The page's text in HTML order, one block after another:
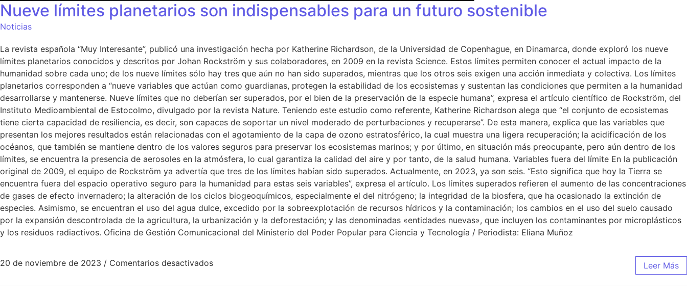
Nueve límites planetarios son indispensables para un futuro sostenible
Noticias
La revista española “Muy Interesante”, publicó una investigación hecha por Katherine Richardson, de la Universidad de Copenhague, en Dinamarca, donde exploró los nueve
límites planetarios conocidos y descritos por Johan Rockström y sus colaboradores, en 2009 en la revista Science. Estos límites permiten conocer el actual impacto de la
humanidad sobre cada uno; de los nueve límites sólo hay tres que aún no han sido superados, mientras que los otros seis exigen una acción inmediata y colectiva. Los límites
planetarios corresponden a “nueve variables que actúan como guardianas, protegen la estabilidad de los ecosistemas y sustentan las condiciones que permiten a la humanidad
desarrollarse y mantenerse. Nueve límites que no deberían ser superados, por el bien de la preservación de la especie humana”, expresa el artículo científico de Rockström, del
Instituto Medioambiental de Estocolmo, divulgado por la revista Nature. Teniendo este estudio como referente, Katherine Richardson alega que “el conjunto de ecosistemas
tiene cierta capacidad de resiliencia, es decir, son capaces de soportar un nivel moderado de perturbaciones y recuperarse”. De esta manera, explica que las variables que
presentan los mejores resultados están relacionadas con el agotamiento de la capa de ozono estratosférico, la cual muestra una ligera recuperación; la acidificación de los
océanos, que también se mantiene dentro de los valores seguros para preservar los ecosistemas marinos; y por último, en situación más preocupante, pero aún dentro de los
límites, se encuentra la presencia de aerosoles en la atmósfera, lo cual garantiza la calidad del aire y por tanto, de la salud humana. Variables fuera del límite En la publicación
original de 2009, el equipo de Rockström ya advertía que tres de los límites habían sido superados. Actualmente, en 2023, ya son seis. “Esto significa que hoy la Tierra se
encuentra fuera del espacio operativo seguro para la humanidad para estas seis variables”, expresa el artículo. Los límites superados refieren el aumento de las concentraciones
de gases de efecto invernadero; la alteración de los ciclos biogeoquímicos, especialmente el del nitrógeno; la integridad de la biosfera, que ha ocasionado la extinción de
especies. Asimismo, se encuentran el uso del agua dulce, excedido por la sobreexplotación de recursos hídricos y la contaminación; los cambios en el uso del suelo causado
por la expansión descontrolada de la agricultura, la urbanización y la deforestación; y las denominadas «entidades nuevas», que incluyen los contaminantes por microplásticos
y los residuos radiactivos. Oficina de Gestión Comunicacional del Ministerio del Poder Popular para Ciencia y Tecnología / Periodista: Eliana Muñoz
20 de noviembre de 2023 / Comentarios desactivados Leer Más